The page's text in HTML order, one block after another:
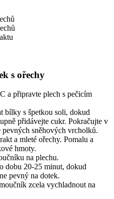
s ořechy
a připravte plech s pečicím
bílky s špetkou soli, dokud
přidávejte cukr. Pokračujte v
pevných sněhových vrcholků.
a mleté ořechy. Pomalu a
hmoty.
na plechu.
dobu 20-25 minut, dokud
pevný na dotek.
zcela vychladnout na